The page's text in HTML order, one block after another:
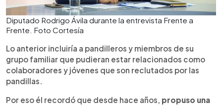
Diputado Rodrigo Ávila durante la entrevista Frente a
Frente. Foto Cortesía
Lo anterior incluiría a pandilleros y miembros de su
grupo familiar que pudieran estar relacionados como
colaboradores y jóvenes que son reclutados por las
pandillas.
Por eso él recordó que desde hace años, propuso una